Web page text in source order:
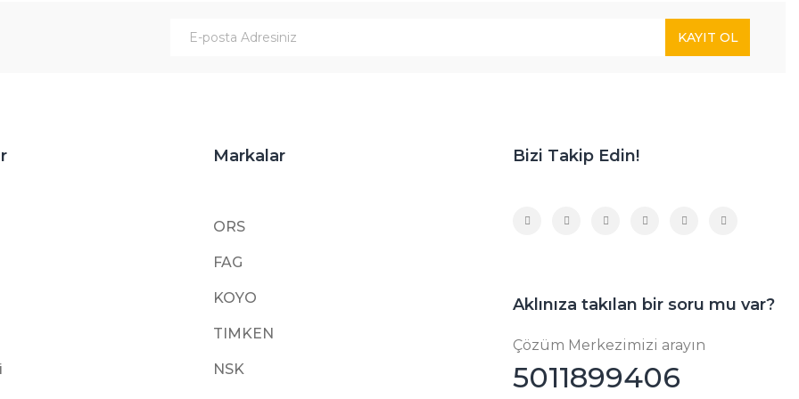
KAYIT OL
Markalar
ORS
FAG
KOYO
TIMKEN
NSK
Bizi Takip Edin!
Aklınıza takılan bir soru mu var?
Çözüm Merkezimizi arayın
5011899406